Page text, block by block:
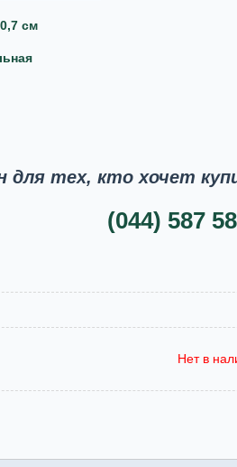
см
для тех, кто хочет
(044) 587
Нет в